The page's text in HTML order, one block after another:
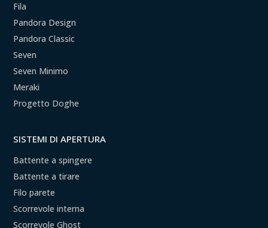
Fila
Pandora Design
Pandora Classic
Seven
Seven Minimo
Meraki
Progetto Doghe
SISTEMI DI APERTURA
Battente a spingere
Battente a tirare
Filo parete
Scorrevole interna
Scorrevole Ghost